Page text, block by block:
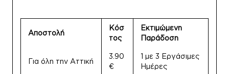
Αποστολή
Κόσ
τος
Εκτιμώμενη
Παράδοση
Για όλη την Αττική
3.90
€
1 με 3 Εργάσιμες
Ημέρες